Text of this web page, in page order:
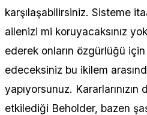
karşılaşabilirsiniz. Sisteme
ailenizi mi koruyacaksınız
ederek onların özgürlüğü
edeceksiniz bu ikilem
yapıyorsunuz.
etkilediği Beholder, bazen